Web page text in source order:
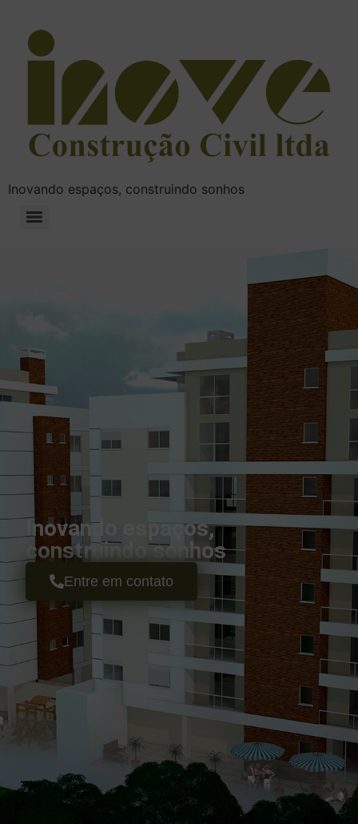
Inovando espaços, construindo sonhos
Inovando espaços,
construindo sonhos
Entre em contato